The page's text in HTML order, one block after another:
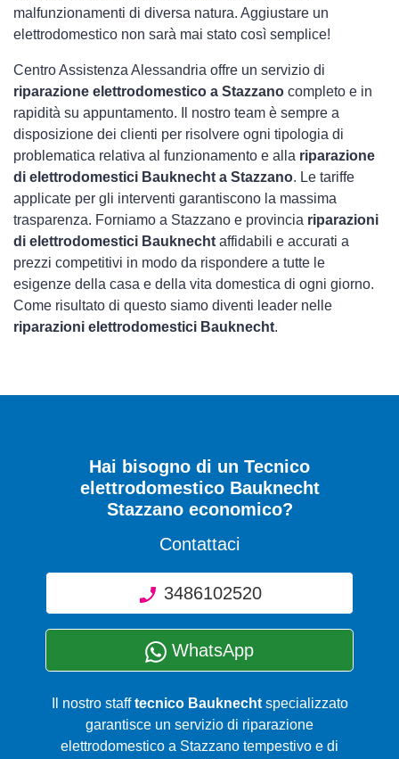
malfunzionamenti di diversa natura. Aggiustare un
elettrodomestico non sarà mai stato così semplice!
Centro Assistenza Alessandria offre un servizio di
riparazione elettrodomestico a Stazzano completo e in
rapidità su appuntamento. Il nostro team è sempre a
disposizione dei clienti per risolvere ogni tipologia di
problematica relativa al funzionamento e alla riparazione
di elettrodomestici Bauknecht a Stazzano. Le tariffe
applicate per gli interventi garantiscono la massima
trasparenza. Forniamo a Stazzano e provincia riparazioni
di elettrodomestici Bauknecht affidabili e accurati a
prezzi competitivi in modo da rispondere a tutte le
esigenze della casa e della vita domestica di ogni giorno.
Come risultato di questo siamo diventi leader nelle
riparazioni elettrodomestici Bauknecht.
Hai bisogno di un Tecnico
elettrodomestico Bauknecht
Stazzano economico?
Contattaci
3486102520
WhatsApp
Il nostro stafftecnico Bauknechtspecializzato
garantisce un servizio di riparazione
elettrodomestico a Stazzano tempestivo e di